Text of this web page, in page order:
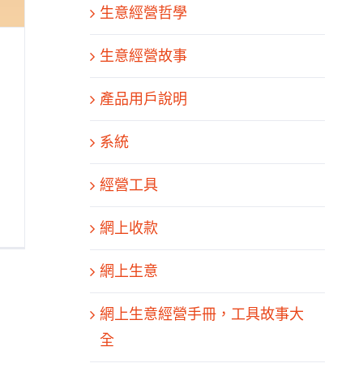
生意經營哲學
生意經營故事
產品用戶說明
系統
經營工具
網上收款
網上生意
網上生意經營手冊，工具故事大
全